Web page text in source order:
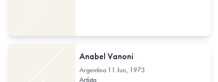
Anabel Vanoni
Argentina 11 Jun, 1973
Artista